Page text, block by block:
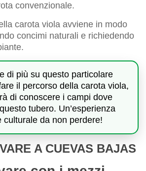
convenzionale.
carota viola avviene in modo
concimi naturali e richiedendo
di più su questo particolare
il percorso della carota viola,
di conoscere i campi dove
tubero. Un’esperienza
culturale da non perdere!
A CUEVAS BAJAS